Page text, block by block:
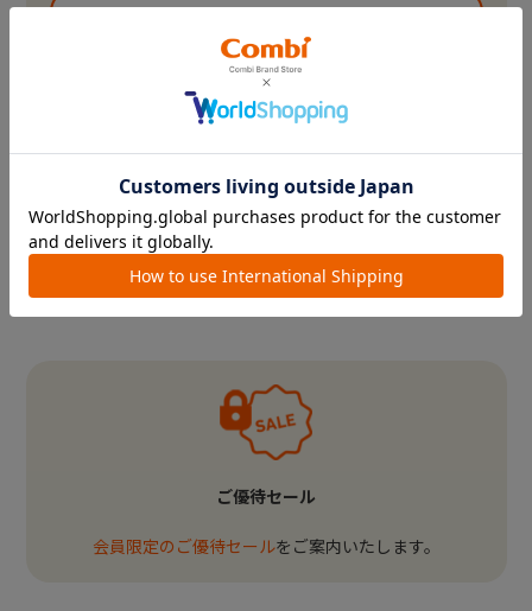
システムの仕様変更に伴い、4月生まれの方からは
バースデーポイントプレゼントは同額のクーポンプ
レゼントに
変更させていただくこととなりました。
ポイントを楽しみにされていた会員様にはご迷惑
をおかけいたしますが、
何卒ご理解いただきますようお願い申し上げます。
引き続きお得なお買い物をお楽しみいただけます
と幸いです。
ご優待セール
会員限定のご優待セールをご案内いたします。